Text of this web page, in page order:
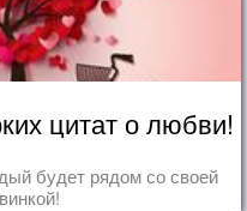
цитат о любви!
будет рядом со своей